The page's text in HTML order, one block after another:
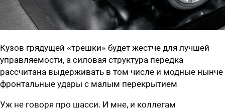
Кузов грядущей «трешки» будет жестче для лучшей
управляемости, а силовая структура передка
рассчитана выдерживать в том числе и модные нынче
фронтальные удары с малым перекрытием
Уж не говоря про шасси. И мне, и коллегам